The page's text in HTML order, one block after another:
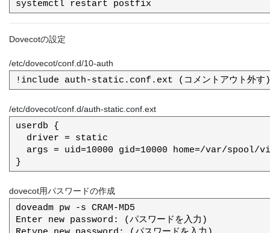
Dovecotの設定
/etc/dovecot/conf.d/10-auth
/etc/dovecot/conf.d/auth-static.conf.ext
userdb {
dovecot用パスワードの作成
doveadm pw -s CRAM-MD5
Enter new password: (パスワードを入力)